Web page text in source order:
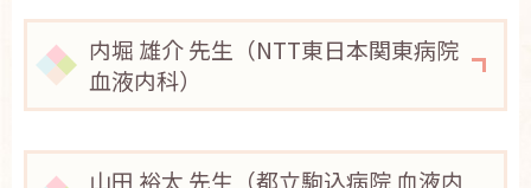
内堀 雄介 先生（NTT東日本関東病院
血液内科）
山田 裕太 先生（都立駒込病院 血液内